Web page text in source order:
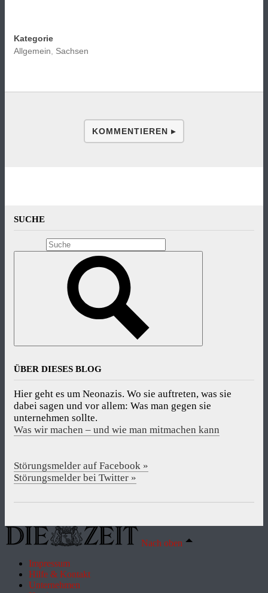
Kategorie
Allgemein
Sachsen
KOMMENTIEREN ▸
SUCHE
ÜBER DIESES BLOG
Hier geht es um Neonazis. Wo sie auftreten, was sie
dabei sagen und vor allem: Was man gegen sie
unternehmen sollte.
Was wir machen – und wie man mitmachen kann
Störungsmelder auf Facebook »
Störungsmelder bei Twitter »
Nach oben
Impressum
Hilfe & Kontakt
Unternehmen